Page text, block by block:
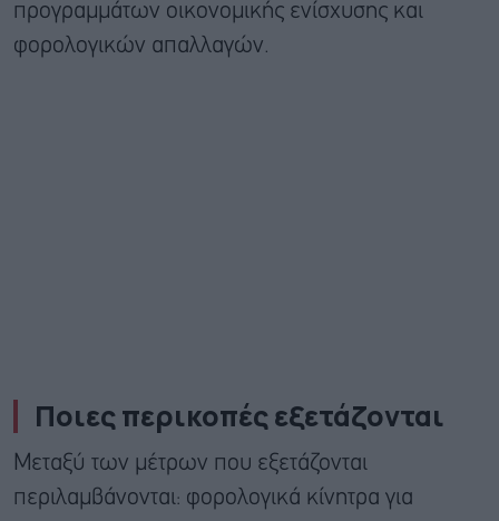
προγραμμάτων οικονομικής ενίσχυσης και
φορολογικών απαλλαγών.
Ποιες περικοπές εξετάζονται
Μεταξύ των μέτρων που εξετάζονται
περιλαμβάνονται: φορολογικά κίνητρα για